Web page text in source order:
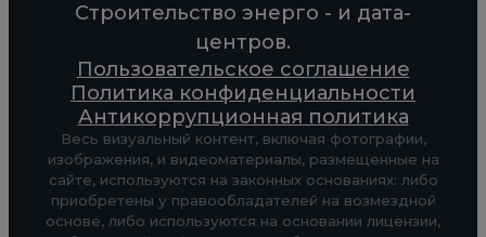
Строительство энерго - и дата-
центров.
Пользовательское соглашение
Политика конфиденциальности
Антикоррупционная политика
Весь визуальный контент, включая фотографии,
изображения, и видеоматериалы, размещенные на
сайте, используются на законных основаниях: либо
приобретены у правообладателей на возмездной
основе, либо используются на основании лицензии,